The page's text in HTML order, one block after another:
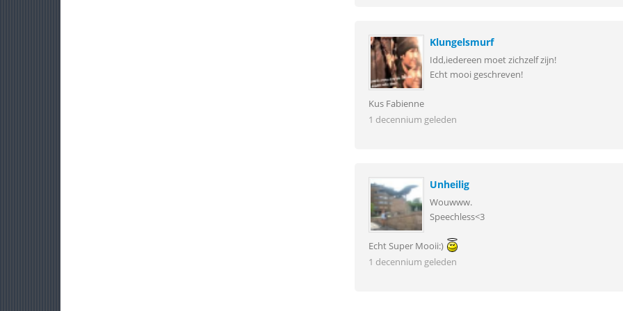
Klungelsmurf
Idd,iedereen moet zichzelf zijn!
Echt mooi geschreven!
Kus Fabienne
1 decennium geleden
Unheilig
Wouwww.
Speechless<3
Echt Super Mooii:)
1 decennium geleden